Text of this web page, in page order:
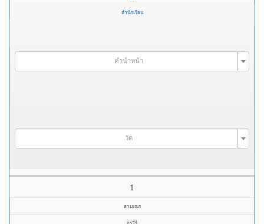
สำนักเรียน
คำนำหน้า
วัด
1
สามเณร
กรวีร์